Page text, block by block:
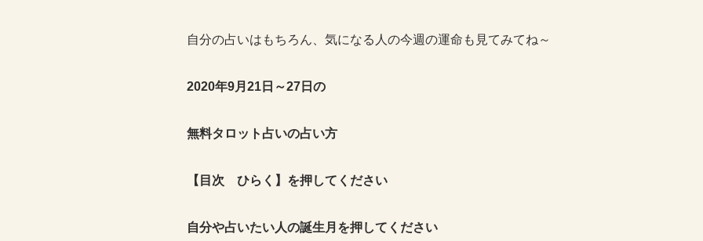
自分の占いはもちろん、気になる人の今週の運命も見てみてね～
2020年9月21日～27日の
無料タロット占いの占い方
【目次 ひらく】 を押してください
自分や占いたい人の誕生月を押してください